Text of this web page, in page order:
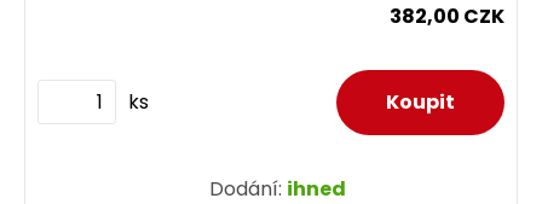
382,00 CZK
ks
Dodání: ihned